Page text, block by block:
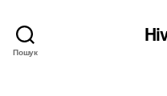
Пошук